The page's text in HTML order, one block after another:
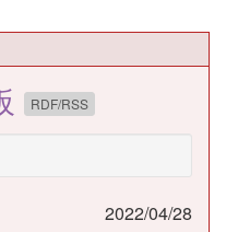
RDF/RSS
2022/04/28